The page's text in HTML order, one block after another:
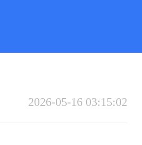
2026-05-16 03:15:02